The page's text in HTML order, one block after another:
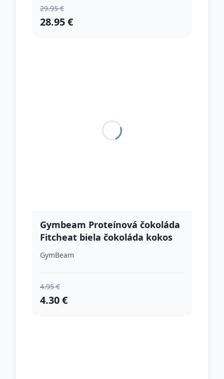
29.95 €
28.95 €
Gymbeam Proteínová čokoláda
Fitcheat biela čokoláda kokos
GymBeam
4.95 €
4.30 €